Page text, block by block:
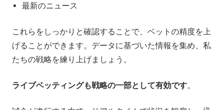
最新のニュース
これらをしっかりと確認することで、ベットの精度を上
げることができます。データに基づいた情報を集め、私
たちの戦略を練り上げましょう。
ライブベッティングも戦略の一部として有効です。